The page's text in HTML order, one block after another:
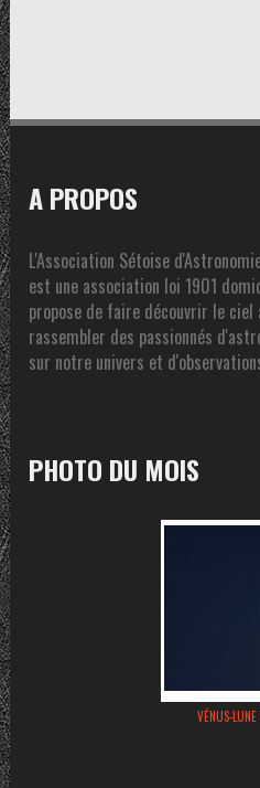
A PROPOS
L'Association Sétoise
est une association loi 1901
propose de faire découvrir le
rassembler des passionnés
sur notre univers et
PHOTO DU MOIS
VÉNUS-